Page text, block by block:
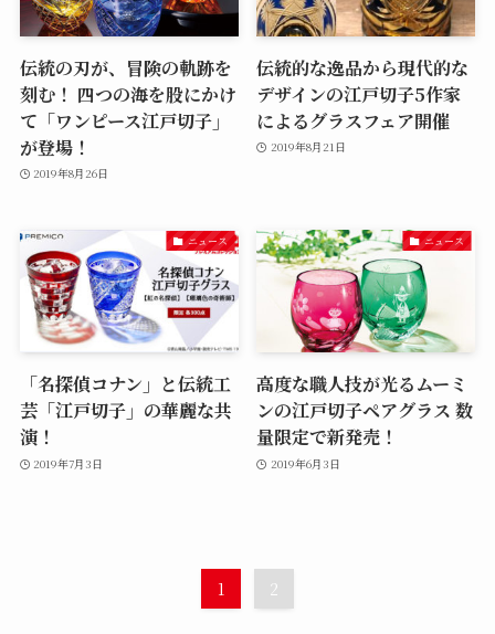
伝統の刃が、冒険の軌跡を
刻む！ 四つの海を股にかけ
て「ワンピース江戸切子」
が登場！
2019年8月26日
伝統的な逸品から現代的な
デザインの江戸切子5作家
によるグラスフェア開催
2019年8月21日
ニュース
「名探偵コナン」と伝統工
芸「江戸切子」の華麗な共
演！
2019年7月3日
ニュース
高度な職人技が光るムーミ
ンの江戸切子ペアグラス 数
量限定で新発売！
2019年6月3日
1 2